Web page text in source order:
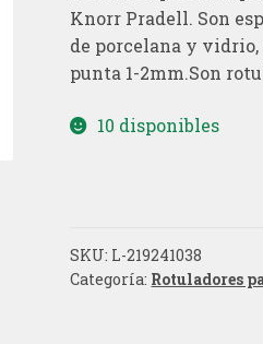
Knorr Pradell. Son
de porcelana y vidrio,
punta 1-2mm.Son
10 disponibles
SKU: L-219241038
Categoría: Rotuladores